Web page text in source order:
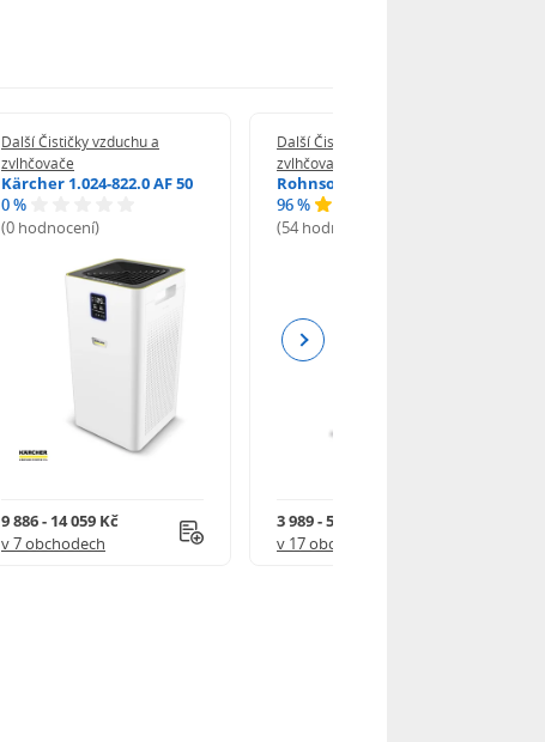
Další Čističky vzduchu a
zvlhčovače
Kärcher 1.024-822.0 AF 50
0 %
(0 hodnocení)
9 886 - 14 059 Kč
v 7 obchodech
Další Čističky vzduchu a
zvlhčovače
Rohnson R-9600
96 %
(54 hodnocení)
3 989 - 5 310 Kč
v 17 obchodech
Next